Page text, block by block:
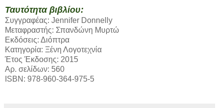
Ταυτότητα βιβλίου:
Συγγραφέας: Jennifer Donnelly
Μεταφραστής: Σπανδώνη Μυρτώ
Εκδόσεις: Διόπτρα
Κατηγορία: Ξένη Λογοτεχνία
Έτος Έκδοσης: 2015
Αρ. σελίδων: 560
ISBN: 978-960-364-975-5